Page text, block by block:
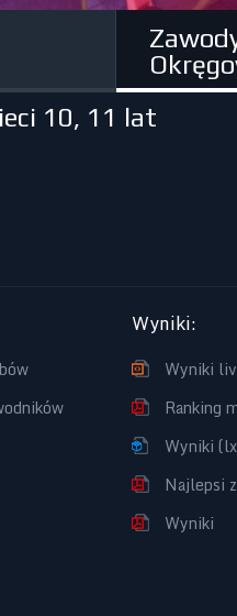
10, 11 lat
Wyniki:
Wyniki
Ranking
Wyniki
Najlepsi
Wyniki